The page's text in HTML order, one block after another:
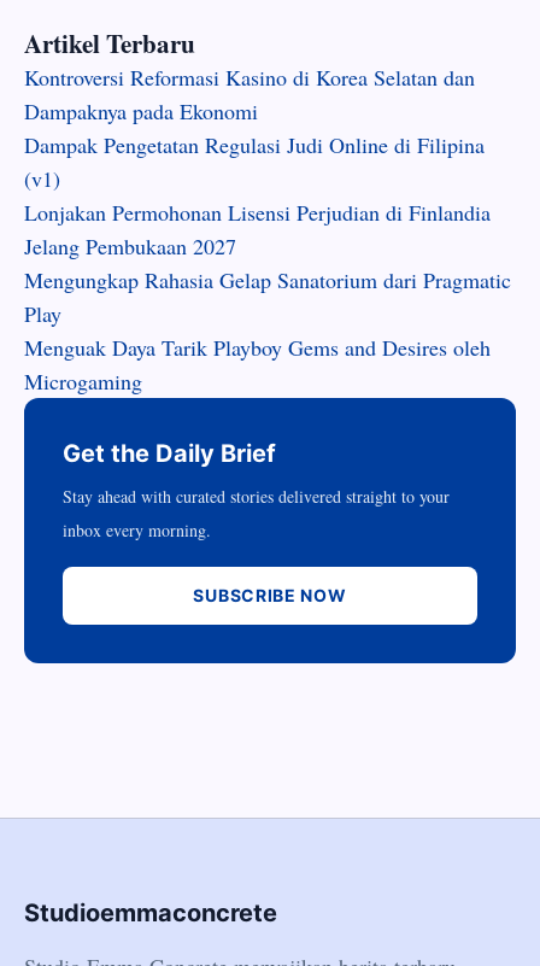
Artikel Terbaru
Kontroversi Reformasi Kasino di Korea Selatan dan
Dampaknya pada Ekonomi
Dampak Pengetatan Regulasi Judi Online di Filipina
(v1)
Lonjakan Permohonan Lisensi Perjudian di Finlandia
Jelang Pembukaan 2027
Mengungkap Rahasia Gelap Sanatorium dari Pragmatic
Play
Menguak Daya Tarik Playboy Gems and Desires oleh
Microgaming
Get the Daily Brief
Stay ahead with curated stories delivered straight to your
inbox every morning.
SUBSCRIBE NOW
Studioemmaconcrete